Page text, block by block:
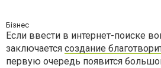
Бізнес
Если ввести в интернет-поиске
заключается создание
первую очередь появится